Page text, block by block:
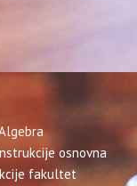
osnovna
fakultet